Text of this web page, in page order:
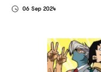
06 Sep 2024